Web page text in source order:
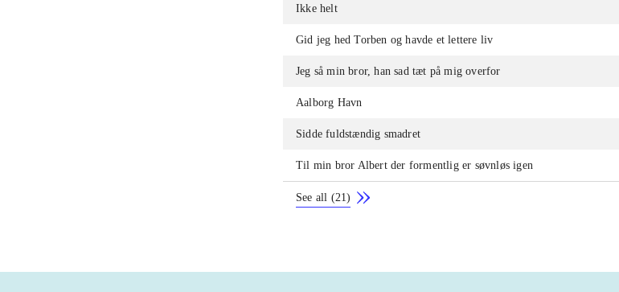
Ikke helt
Gid jeg hed Torben og havde et lettere liv
Jeg så min bror, han sad tæt på mig overfor
Aalborg Havn
Sidde fuldstændig smadret
Til min bror Albert der formentlig er søvnløs igen
See all (21)